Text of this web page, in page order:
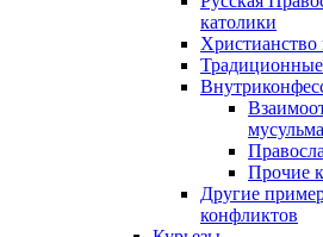
католики
Христианство
Прочие
Другие
конфликтов